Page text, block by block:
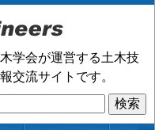
学会が運営する土木技
交流サイトです。